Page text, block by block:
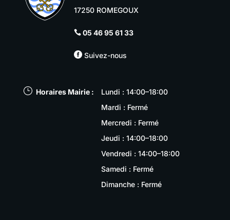
17250 ROMEGOUX
 05 46 95 61 33
Suivez-nous
} Horaires Mairie :
Lundi : 14:00–18:00
Mardi : Fermé
Mercredi : Fermé
Jeudi : 14:00–18:00
Vendredi : 14:00–18:00
Samedi : Fermé
Dimanche : Fermé